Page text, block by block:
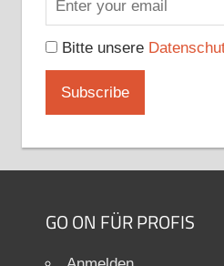
Bitte unsere
GO ON FÜR PROFIS